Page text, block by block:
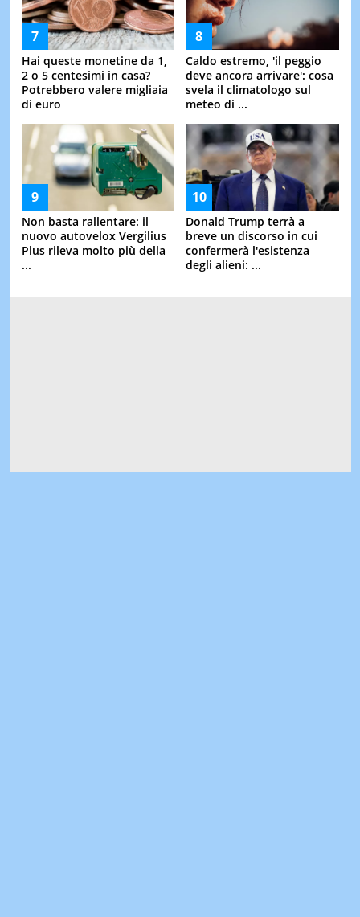
Hai queste monetine da 1,
2 o 5 centesimi in casa?
Potrebbero valere migliaia
di euro
Caldo estremo, 'il peggio
deve ancora arrivare': cosa
svela il climatologo sul
meteo di ...
Non basta rallentare: il
nuovo autovelox Vergilius
Plus rileva molto più della
...
Donald Trump terrà a
breve un discorso in cui
confermerà l'esistenza
degli alieni: ...